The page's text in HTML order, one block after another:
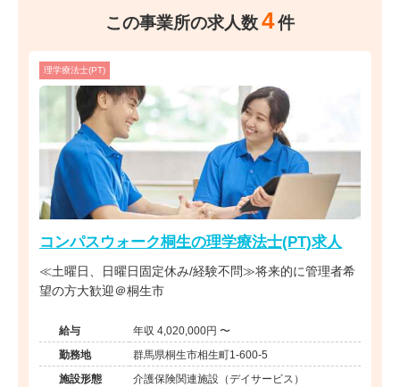
この事業所の求人数4件
理学療法士(PT)
コンパスウォーク桐生の理学療法士(PT)求人
≪土曜日、日曜日固定休み/経験不問≫将来的に管理者希
望の方大歓迎＠桐生市
給与
年収 4,020,000円 〜
勤務地
群馬県桐生市相生町1-600-5
施設形態
介護保険関連施設（デイサービス）